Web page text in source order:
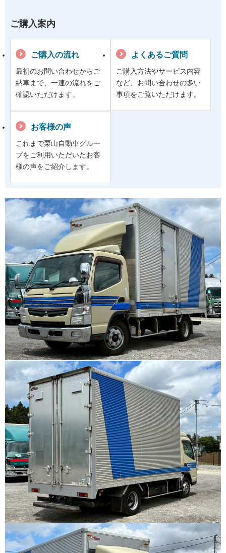
ご購入案内
ご購入の流れ
最初のお問い合わせからご
納車まで、一連の流れをご
確認いただけます。
よくあるご質問
ご購入方法やサービス内容
など、お問い合わせの多い
事項をご覧いただけます。
お客様の声
これまで栗山自動車グルー
プをご利用いただいたお客
様の声をご紹介します。